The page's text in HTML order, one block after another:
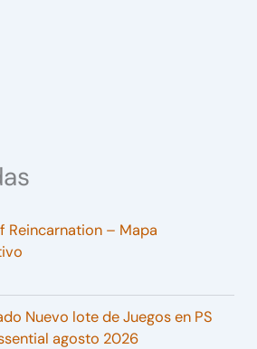
Reincarnation – Mapa
Nuevo lote de Juegos en PS
agosto 2026